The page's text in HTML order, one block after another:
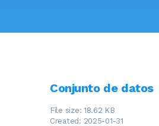
Conjunto de datos
File size: 18.62 KB
Created: 2025-01-31